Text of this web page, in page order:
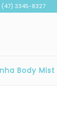
(47) 3345-8327
Body Mist